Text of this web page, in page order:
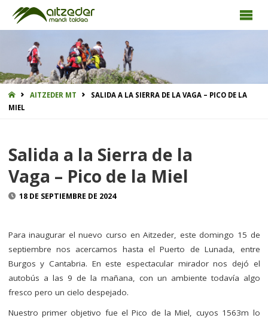
INICIOAITZEDER MT
SALIDA A LA SIERRA DE LA VAGA – PICO DE LA
MIEL
Salida a la Sierra de la
Vaga – Pico de la Miel
18 DE SEPTIEMBRE DE 2024
Para inaugurar el nuevo curso en Aitzeder, este domingo 15 de
septiembre nos acercamos hasta el Puerto de Lunada, entre
Burgos y Cantabria. En este espectacular mirador nos dejó el
autobús a las 9 de la mañana, con un ambiente todavía algo
fresco pero un cielo despejado.
Nuestro primer objetivo fue el Pico de la Miel, cuyos 1563m lo